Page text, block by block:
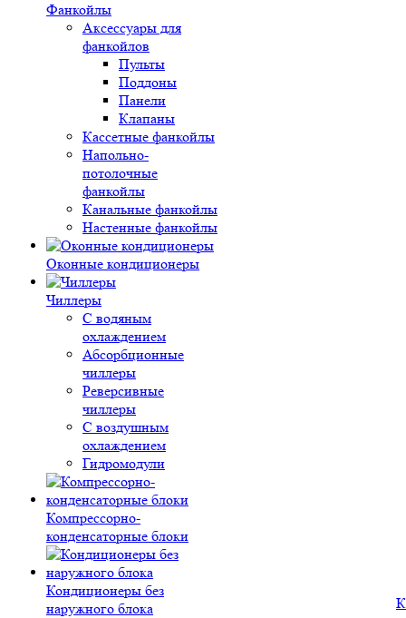
Фанкойлы
Аксессуары для
фанкойлов
Пульты
Поддоны
Панели
Клапаны
Кассетные фанкойлы
Напольно-
потолочные
фанкойлы
Канальные фанкойлы
Настенные фанкойлы
Оконные кондиционеры
Чиллеры
С водяным
охлаждением
Абсорбционные
чиллеры
Реверсивные
чиллеры
С воздушным
охлаждением
Гидромодули
Компрессорно-
конденсаторные блоки
Кондиционеры без
наружного блока